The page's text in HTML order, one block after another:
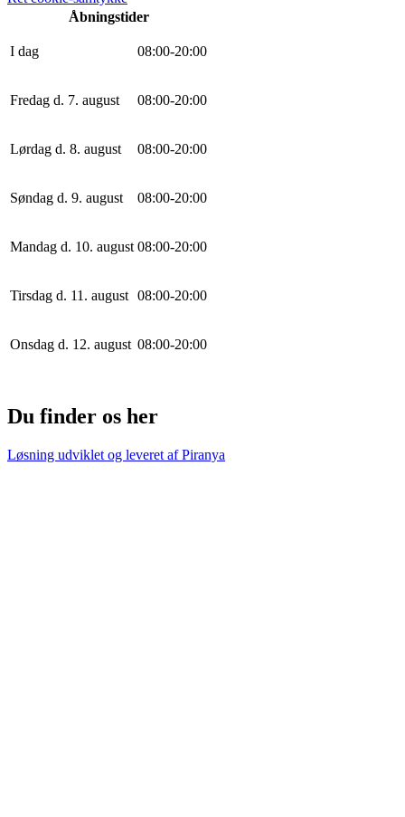
Åbningstider
I dag 08:00-20:00
Fredag d. 7. august 08:00-20:00
Lørdag d. 8. august 08:00-20:00
Søndag d. 9. august 08:00-20:00
Mandag d. 10. august 08:00-20:00
Tirsdag d. 11. august 08:00-20:00
Onsdag d. 12. august 08:00-20:00
Du finder os her
Løsning udviklet og leveret afPiranya